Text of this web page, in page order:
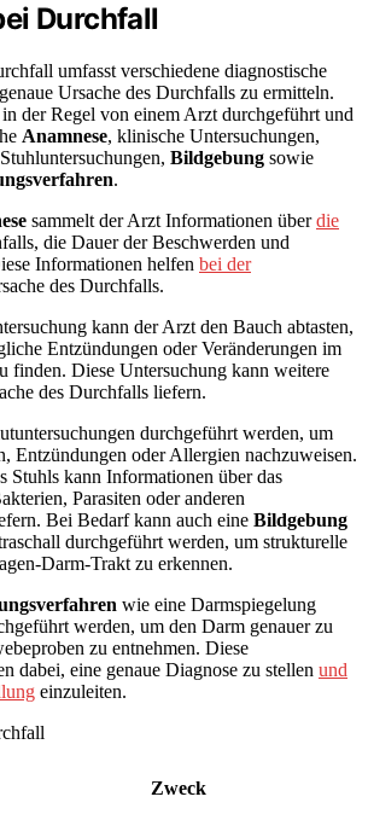
Durchfall
umfasst verschiedene diagnostische
Ursache des Durchfalls zu ermitteln.
der Regel von einem Arzt durchgeführt und
Anamnese, klinische Untersuchungen,
Bildgebung sowie
.
sammelt der Arzt Informationen überdie
die Dauer der Beschwerden und
Informationen helfen bei der
des Durchfalls.
kann der Arzt den Bauch abtasten,
Entzündungen oder Veränderungen im
finden. Diese Untersuchung kann weitere
des Durchfalls liefern.
durchgeführt werden, um
Entzündungen oder Allergien nachzuweisen.
Stuhls kann Informationen über das
Parasiten oder anderen
Bei Bedarf kann auch eine Bildgebung
durchgeführt werden, um strukturelle
Darm-Trakt zu erkennen.
wie eine Darmspiegelung
werden, um den Darm genauer zu
zu entnehmen. Diese
dabei, eine genaue Diagnose zu stellen und
einzuleiten.
Zweck